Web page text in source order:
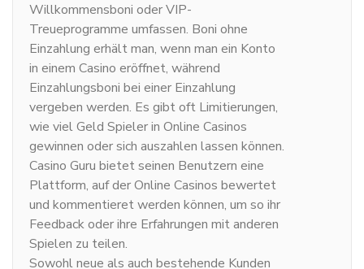
Willkommensboni oder VIP-
Treueprogramme umfassen. Boni ohne
Einzahlung erhält man, wenn man ein Konto
in einem Casino eröffnet, während
Einzahlungsboni bei einer Einzahlung
vergeben werden. Es gibt oft Limitierungen,
wie viel Geld Spieler in Online Casinos
gewinnen oder sich auszahlen lassen können.
Casino Guru bietet seinen Benutzern eine
Plattform, auf der Online Casinos bewertet
und kommentieret werden können, um so ihr
Feedback oder ihre Erfahrungen mit anderen
Spielen zu teilen.
Sowohl neue als auch bestehende Kunden